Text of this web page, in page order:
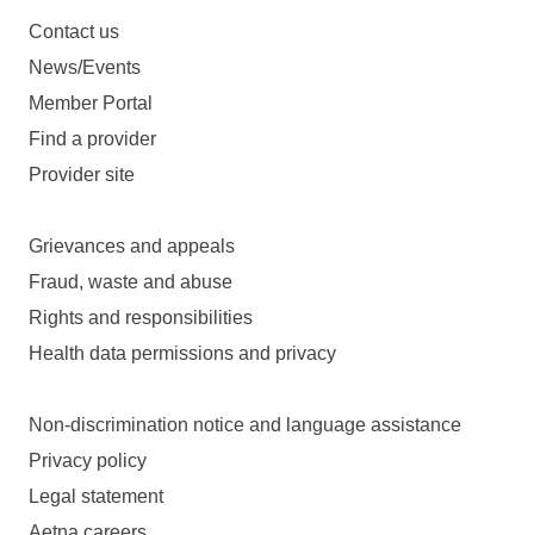
Contact us
News/Events
Member Portal
Find a provider
Provider site
Grievances and appeals
Fraud, waste and abuse
Rights and responsibilities
Health data permissions and privacy
Non-discrimination notice and language assistance
Privacy policy
Legal statement